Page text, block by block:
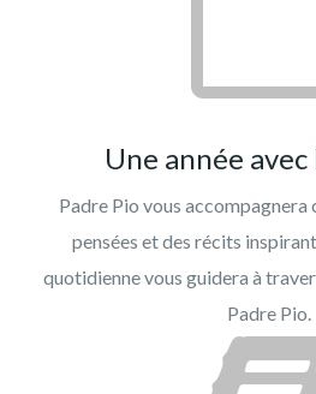
Une année avec
Padre Pio vous accompagnera
pensées et des récits
quotidienne vous guidera à
Padre Pio.